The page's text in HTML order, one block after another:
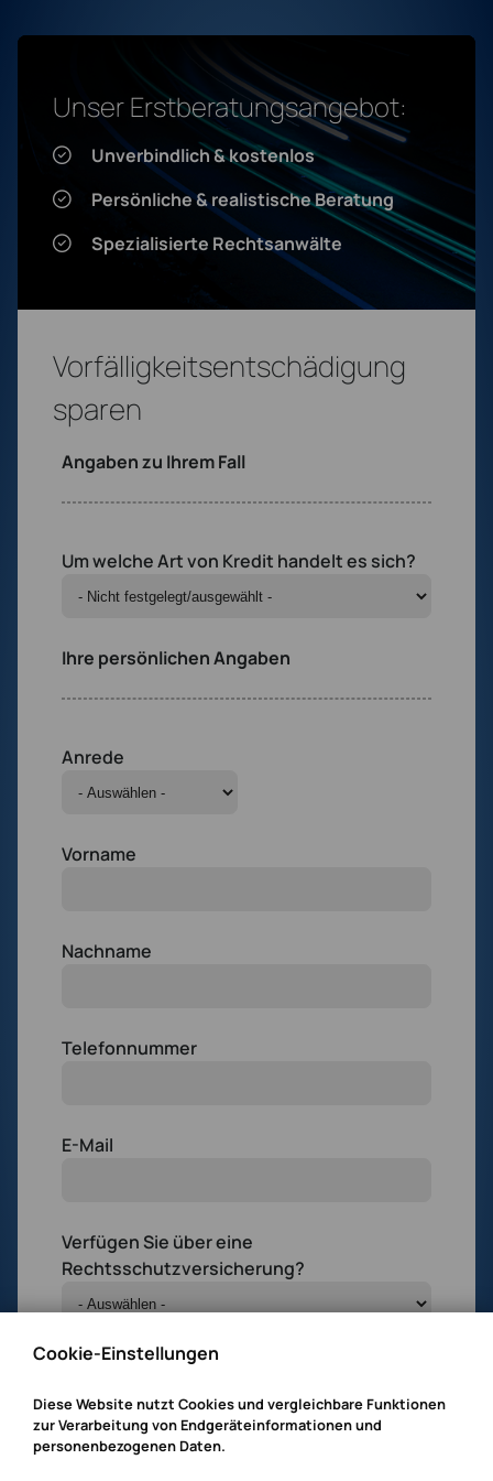
Vorfälligkeitsentschädigung
sparen
Angaben zu Ihrem Fall
Um welche Art von Kredit handelt es sich?
Ihre persönlichen Angaben
Anrede
Vorname
Nachname
Telefonnummer
E-Mail
Verfügen Sie über eine
Rechtsschutzversicherung?
Wann können wir Sie erreichen?
Unser Erstberatungsangebot:
Unverbindlich & kostenlos
Persönliche & realistische Beratung
Spezialisierte Rechtsanwälte
Cookie-Einstellungen
Diese Website nutzt Cookies und vergleichbare Funktionen
zur Verarbeitung von Endgeräteinformationen und
personenbezogenen Daten.